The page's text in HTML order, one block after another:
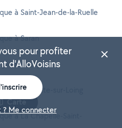
à Saint-Jean-de-la-Ruelle
à Saran
à Amilly
à Châlette-sur-Loing
à La Chapelle-Saint-
Carte
pour profiter
d'AlloVoisins
? Me connecter